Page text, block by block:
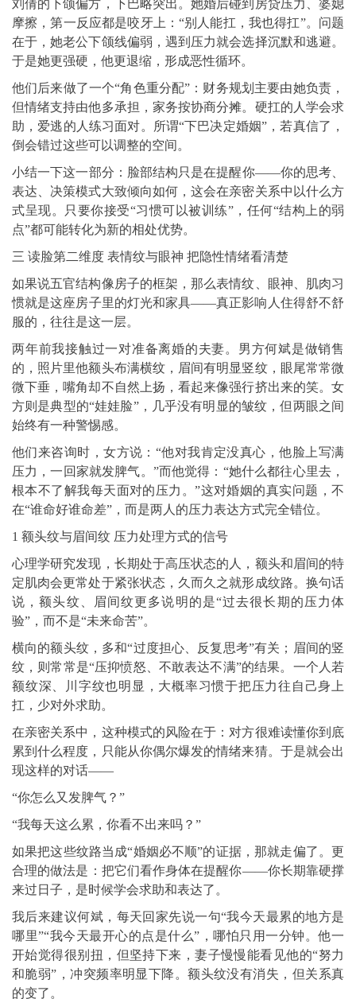
刘倩的下颌偏方，下巴略突出。她婚后碰到房贷压力、婆媳
摩擦，第一反应都是咬牙上：“别人能扛，我也得扛”。问题
在于，她老公下颌线偏弱，遇到压力就会选择沉默和逃避。
于是她更强硬，他更退缩，形成恶性循环。
他们后来做了一个“角色重分配”：财务规划主要由她负责，
但情绪支持由他多承担，家务按协商分摊。硬扛的人学会求
助，爱逃的人练习面对。所谓“下巴决定婚姻”，若真信了，
倒会错过这些可以调整的空间。
小结一下这一部分：脸部结构只是在提醒你——你的思考、
表达、决策模式大致倾向如何，这会在亲密关系中以什么方
式呈现。只要你接受“习惯可以被训练”，任何“结构上的弱
点”都可能转化为新的相处优势。
三 读脸第二维度 表情纹与眼神 把隐性情绪看清楚
如果说五官结构像房子的框架，那么表情纹、眼神、肌肉习
惯就是这座房子里的灯光和家具——真正影响人住得舒不舒
服的，往往是这一层。
两年前我接触过一对准备离婚的夫妻。男方何斌是做销售
的，照片里他额头布满横纹，眉间有明显竖纹，眼尾常常微
微下垂，嘴角却不自然上扬，看起来像强行挤出来的笑。女
方则是典型的“娃娃脸”，几乎没有明显的皱纹，但两眼之间
始终有一种警惕感。
他们来咨询时，女方说：“他对我肯定没真心，他脸上写满
压力，一回家就发脾气。”而他觉得：“她什么都往心里去，
根本不了解我每天面对的压力。”这对婚姻的真实问题，不
在“谁命好谁命差”，而是两人的压力表达方式完全错位。
1 额头纹与眉间纹 压力处理方式的信号
心理学研究发现，长期处于高压状态的人，额头和眉间的特
定肌肉会更常处于紧张状态，久而久之就形成纹路。换句话
说，额头纹、眉间纹更多说明的是“过去很长期的压力体
验”，而不是“未来命苦”。
横向的额头纹，多和“过度担心、反复思考”有关；眉间的竖
纹，则常常是“压抑愤怒、不敢表达不满”的结果。一个人若
额纹深、川字纹也明显，大概率习惯于把压力往自己身上
扛，少对外求助。
在亲密关系中，这种模式的风险在于：对方很难读懂你到底
累到什么程度，只能从你偶尔爆发的情绪来猜。于是就会出
现这样的对话——
“你怎么又发脾气？”
“我每天这么累，你看不出来吗？”
如果把这些纹路当成“婚姻必不顺”的证据，那就走偏了。更
合理的做法是：把它们看作身体在提醒你——你长期靠硬撑
来过日子，是时候学会求助和表达了。
我后来建议何斌，每天回家先说一句“我今天最累的地方是
哪里”“我今天最开心的点是什么”，哪怕只用一分钟。他一
开始觉得很别扭，但坚持下来，妻子慢慢能看见他的“努力
和脆弱”，冲突频率明显下降。额头纹没有消失，但关系真
的变了。